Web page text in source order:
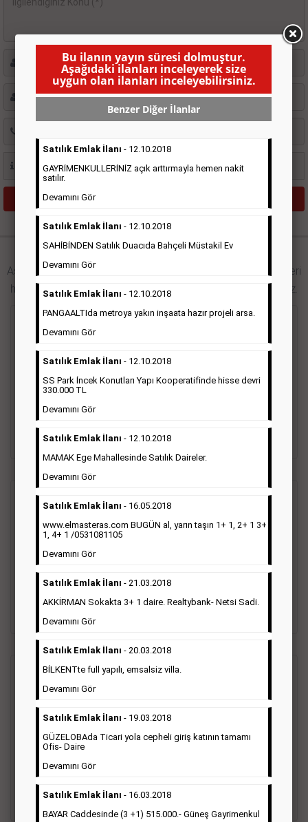
Hürriyet Gazetesi İlan Türleri
Aşağıdaki bağlantıları takip ederek Hürriyet gazetesi ilan türleri
hakkında detaylara ulaşabilir, ilan örneklerini inceleyebilirsiniz.
Hürriyet gazetesi Seri ilanlar; emlak ilanı, eleman ilanı, zayi
ilanı, vasıta ilanı başlıkları altında toplanmaktadır. Hürriyet
gazetesi seri ilanlar, Türkiye baskısı, İstanbul baskısı, Ankara
bütün bölgelerde yayınlanabilmektedir.
Detaylı Bilgi & İlan Örnekleri
Sosyal İlan (Vefat, Başsağlığı, Anma, Teşekkür)
Gazetelerin sosyal ilan diye adlandırdığı bu ilan türü altında
vefat ilanı anma ilan, başsağlığı ilanı, teşekkür ilanı vb. ilan
türleri toplanmaktadır. Ticari amaç gütmeyen bu ilan çeşidin
de fiyatlandırma ilanın kapladığı alan üzerinden fiyatlandırılır.
Diğer çerçeveli ilanlara göre daha ekonomiktir.
Ticari İlan (Hürriyet Gazetesi Reklam)
Hürriyet gazetesi Ticari ilan; firmaların tanıtımlarının, duyuru
gazetesine verilen ticari ilanları genellikle kurumsal firmalar
ile Finans, İnşaat, Turizm, Eğitim, Otomotiv sektörleri başta
olmak üzere bütün sektörler bu ilan türünü tercih
Detaylı Bilgi & İlan Örnekleri
Bu ilanın yayın süresi dolmuştur.
Aşağıdaki ilanları inceleyerek size
uygun olan ilanları inceleyebilirsiniz.
Benzer Diğer İlanlar
Satılık Emlak İlanı - 12.10.2018
GAYRİMENKULLERİNİZ açık arttırmayla hemen nakit
satılır.
Devamını Gör
Satılık Emlak İlanı - 12.10.2018
SAHİBİNDEN Satılık Duacıda Bahçeli Müstakil Ev
Devamını Gör
Satılık Emlak İlanı - 12.10.2018
PANGAALTIda metroya yakın inşaata hazır projeli arsa.
Devamını Gör
Satılık Emlak İlanı - 12.10.2018
SS Park İncek Konutları Yapı Kooperatifinde hisse devri
330.000 TL
Devamını Gör
Satılık Emlak İlanı - 12.10.2018
MAMAK Ege Mahallesinde Satılık Daireler.
Devamını Gör
Satılık Emlak İlanı - 16.05.2018
www.elmasteras.com BUGÜN al, yarın taşın 1+ 1, 2+ 1 3+
1, 4+ 1 /0531081105
Devamını Gör
Satılık Emlak İlanı - 21.03.2018
AKKİRMAN Sokakta 3+ 1 daire. Realtybank- Netsi Sadi.
Devamını Gör
Satılık Emlak İlanı - 20.03.2018
BİLKENTte full yapılı, emsalsiz villa.
Devamını Gör
Satılık Emlak İlanı - 19.03.2018
GÜZELOBAda Ticari yola cepheli giriş katının tamamı
Ofis- Daire
Devamını Gör
Satılık Emlak İlanı - 16.03.2018
BAYAR Caddesinde (3 +1) 515.000.- Güneş Gayrimenkul